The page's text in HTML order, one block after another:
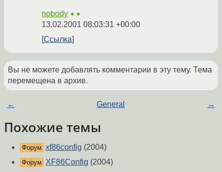
nobody ★★
13.02.2001 08:03:31 +00:00
Ссылка
Вы не можете добавлять комментарии в эту тему. Тема
перемещена в архив.
← General →
Похожие темы
Форум xf86config (2004)
Форум XF86Config (2004)